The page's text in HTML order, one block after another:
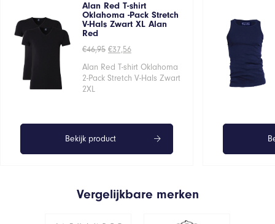
Alan Red T-shirt
Oklahoma -Pack Stretch
V-Hals Zwart XL Alan
Red
€46,95 Oorspronkelijke
was:
€46,95.
€37,56Huidige
is:
€37,56.
Alan Red T-shirt Oklahoma
2-Pack Stretch V-Hals Zwart
2XL
Bekijk product
Vergelijkbare merken